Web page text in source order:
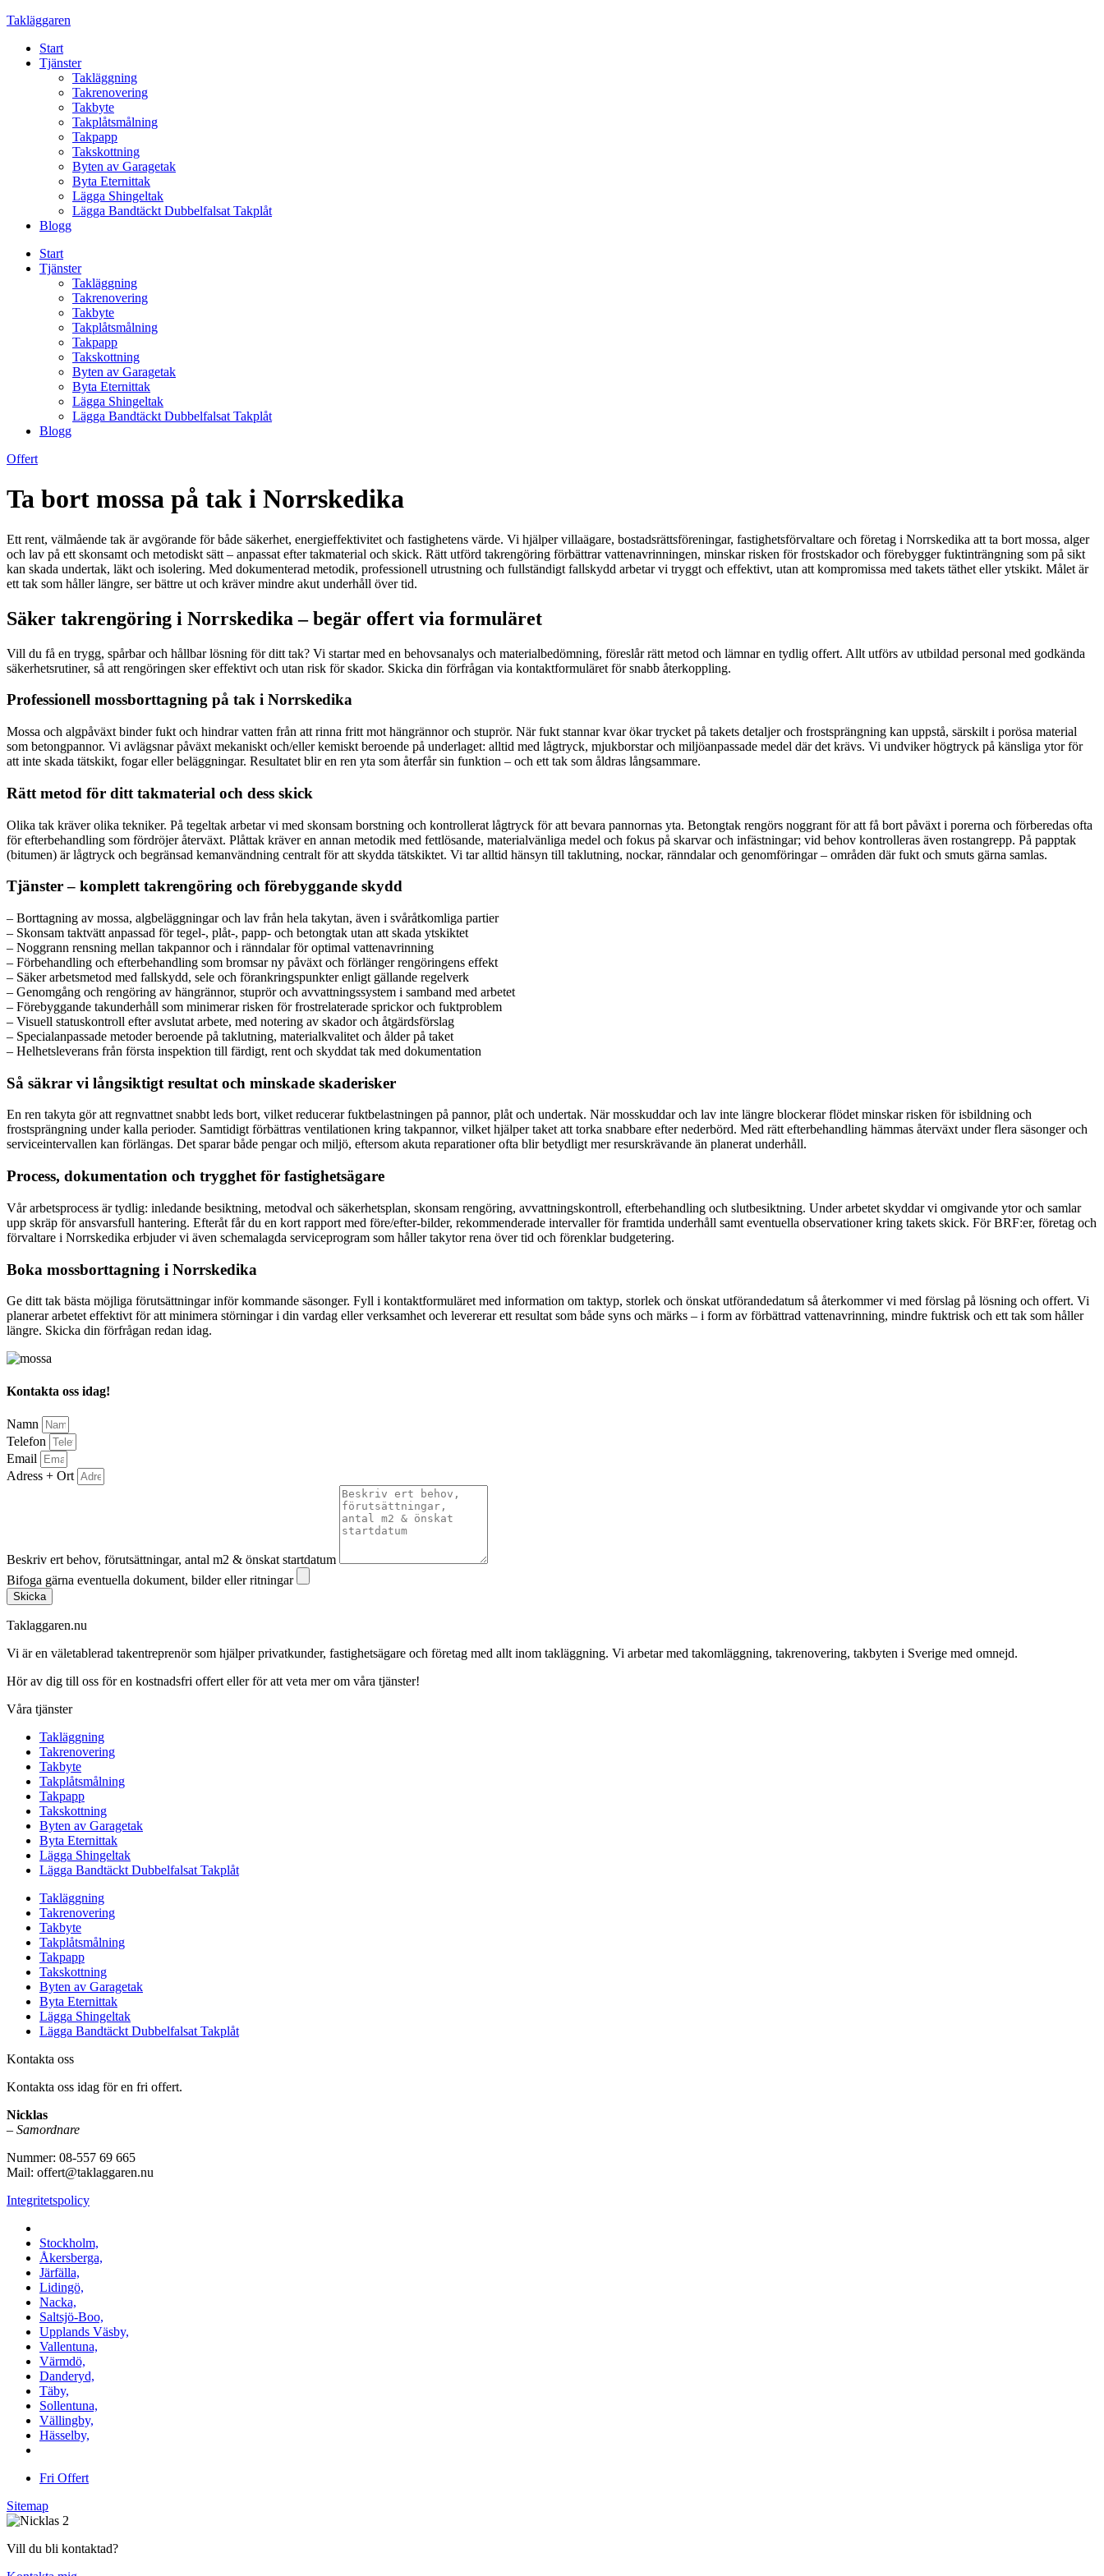
Skip
content
Takläggaren
Start
Tjänster
Takläggning
Takrenovering
Takbyte
Takplåtsmålning
Takpapp
Takskottning
Byten av Garagetak
Byta Eternittak
Lägga Shingeltak
Lägga Bandtäckt Dubbelfalsat Takplåt
Blogg
Start
Tjänster
Takläggning
Takrenovering
Takbyte
Takplåtsmålning
Takpapp
Takskottning
Byten av Garagetak
Byta Eternittak
Lägga Shingeltak
Lägga Bandtäckt Dubbelfalsat Takplåt
Blogg
Offert
Ta bort mossa på tak i Norrskedika
Ett rent, välmående tak är avgörande för både säkerhet, energieffektivitet och fastighetens värde. Vi hjälper villaägare, bostadsrättsföreningar, fastighetsförvaltare och företag i Norrskedika att ta bort mossa, alger
och lav på ett skonsamt och metodiskt sätt – anpassat efter takmaterial och skick. Rätt utförd takrengöring förbättrar vattenavrinningen, minskar risken för frostskador och förebygger fuktinträngning som på sikt
kan skada undertak, läkt och isolering. Med dokumenterad metodik, professionell utrustning och fullständigt fallskydd arbetar vi tryggt och effektivt, utan att kompromissa med takets täthet eller ytskikt. Målet är
ett tak som håller längre, ser bättre ut och kräver mindre akut underhåll över tid.
Säker takrengöring i Norrskedika – begär offert via formuläret
Vill du få en trygg, spårbar och hållbar lösning för ditt tak? Vi startar med en behovsanalys och materialbedömning, föreslår rätt metod och lämnar en tydlig offert. Allt utförs av utbildad personal med godkända
säkerhetsrutiner, så att rengöringen sker effektivt och utan risk för skador. Skicka din förfrågan via kontaktformuläret för snabb återkoppling.
Professionell mossborttagning på tak i Norrskedika
Mossa och algpåväxt binder fukt och hindrar vatten från att rinna fritt mot hängrännor och stuprör. När fukt stannar kvar ökar trycket på takets detaljer och frostsprängning kan uppstå, särskilt i porösa material
som betongpannor. Vi avlägsnar påväxt mekaniskt och/eller kemiskt beroende på underlaget: alltid med lågtryck, mjukborstar och miljöanpassade medel där det krävs. Vi undviker högtryck på känsliga ytor för
att inte skada tätskikt, fogar eller beläggningar. Resultatet blir en ren yta som återfår sin funktion – och ett tak som åldras långsammare.
Rätt metod för ditt takmaterial och dess skick
Olika tak kräver olika tekniker. På tegeltak arbetar vi med skonsam borstning och kontrollerat lågtryck för att bevara pannornas yta. Betongtak rengörs noggrant för att få bort påväxt i porerna och förberedas ofta
för efterbehandling som fördröjer återväxt. Plåttak kräver en annan metodik med fettlösande, materialvänliga medel och fokus på skarvar och infästningar; vid behov kontrolleras även rostangrepp. På papptak
(bitumen) är lågtryck och begränsad kemanvändning centralt för att skydda tätskiktet. Vi tar alltid hänsyn till taklutning, nockar, ränndalar och genomföringar – områden där fukt och smuts gärna samlas.
Tjänster – komplett takrengöring och förebyggande skydd
– Borttagning av mossa, algbeläggningar och lav från hela takytan, även i svåråtkomliga partier
– Skonsam taktvätt anpassad för tegel-, plåt-, papp- och betongtak utan att skada ytskiktet
– Noggrann rensning mellan takpannor och i ränndalar för optimal vattenavrinning
– Förbehandling och efterbehandling som bromsar ny påväxt och förlänger rengöringens effekt
– Säker arbetsmetod med fallskydd, sele och förankringspunkter enligt gällande regelverk
– Genomgång och rengöring av hängrännor, stuprör och avvattningssystem i samband med arbetet
– Förebyggande takunderhåll som minimerar risken för frostrelaterade sprickor och fuktproblem
– Visuell statuskontroll efter avslutat arbete, med notering av skador och åtgärdsförslag
– Specialanpassade metoder beroende på taklutning, materialkvalitet och ålder på taket
– Helhetsleverans från första inspektion till färdigt, rent och skyddat tak med dokumentation
Så säkrar vi långsiktigt resultat och minskade skaderisker
En ren takyta gör att regnvattnet snabbt leds bort, vilket reducerar fuktbelastningen på pannor, plåt och undertak. När mosskuddar och lav inte längre blockerar flödet minskar risken för isbildning och
frostsprängning under kalla perioder. Samtidigt förbättras ventilationen kring takpannor, vilket hjälper taket att torka snabbare efter nederbörd. Med rätt efterbehandling hämmas återväxt under flera säsonger och
serviceintervallen kan förlängas. Det sparar både pengar och miljö, eftersom akuta reparationer ofta blir betydligt mer resurskrävande än planerat underhåll.
Process, dokumentation och trygghet för fastighetsägare
Vår arbetsprocess är tydlig: inledande besiktning, metodval och säkerhetsplan, skonsam rengöring, avvattningskontroll, efterbehandling och slutbesiktning. Under arbetet skyddar vi omgivande ytor och samlar
upp skräp för ansvarsfull hantering. Efteråt får du en kort rapport med före/efter-bilder, rekommenderade intervaller för framtida underhåll samt eventuella observationer kring takets skick. För BRF:er, företag och
förvaltare i Norrskedika erbjuder vi även schemalagda serviceprogram som håller takytor rena över tid och förenklar budgetering.
Boka mossborttagning i Norrskedika
Ge ditt tak bästa möjliga förutsättningar inför kommande säsonger. Fyll i kontaktformuläret med information om taktyp, storlek och önskat utförandedatum så återkommer vi med förslag på lösning och offert. Vi
planerar arbetet effektivt för att minimera störningar i din vardag eller verksamhet och levererar ett resultat som både syns och märks – i form av förbättrad vattenavrinning, mindre fuktrisk och ett tak som håller
längre. Skicka din förfrågan redan idag.
Kontakta oss idag!
Namn
Telefon
Email
Adress + Ort
Beskriv ert behov, förutsättningar, antal m2 & önskat startdatum
Bifoga gärna eventuella dokument, bilder eller ritningar
Skicka
Taklaggaren.nu
Vi är en väletablerad takentreprenör som hjälper privatkunder, fastighetsägare och företag med allt inom takläggning. Vi arbetar med takomläggning, takrenovering, takbyten i Sverige med omnejd.
Hör av dig till oss för en kostnadsfri offert eller för att veta mer om våra tjänster!
Våra tjänster
Takläggning
Takrenovering
Takbyte
Takplåtsmålning
Takpapp
Takskottning
Byten av Garagetak
Byta Eternittak
Lägga Shingeltak
Lägga Bandtäckt Dubbelfalsat Takplåt
Takläggning
Takrenovering
Takbyte
Takplåtsmålning
Takpapp
Takskottning
Byten av Garagetak
Byta Eternittak
Lägga Shingeltak
Lägga Bandtäckt Dubbelfalsat Takplåt
Kontakta oss
Kontakta oss idag för en fri offert.
Nicklas
– Samordnare
Nummer: 08-557 69 665
Mail: offert@taklaggaren.nu
Integritetspolicy
Stockholm,
Åkersberga,
Järfälla,
Lidingö,
Nacka,
Saltsjö-Boo,
Upplands Väsby,
Vallentuna,
Värmdö,
Danderyd,
Täby,
Sollentuna,
Vällingby,
Hässelby,
Fri Offert
Sitemap
Vill du bli kontaktad?